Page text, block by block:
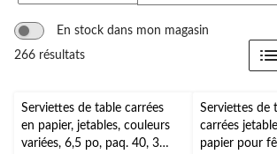
En stock dans mon magasin
266 résultats
Serviettes de table carrées
en papier, jetables, couleurs
variées, 6,5 po, paq. 40, 3
Serviettes de
carrées
papier pour